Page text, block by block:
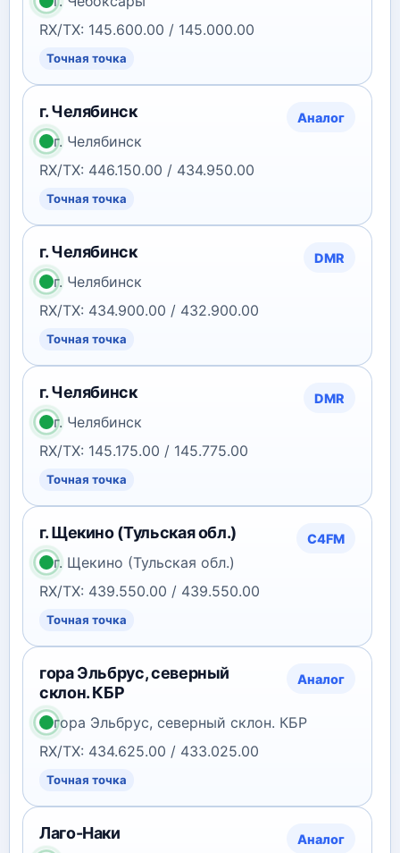
RX/TX: 145.600.00 / 145.000.00
Точная точка
г. Челябинск Аналог
г. Челябинск
RX/TX: 446.150.00 / 434.950.00
Точная точка
г. Челябинск DMR
г. Челябинск
RX/TX: 434.900.00 / 432.900.00
Точная точка
г. Челябинск DMR
г. Челябинск
RX/TX: 145.175.00 / 145.775.00
Точная точка
г. Щекино (Тульская обл.) C4FM
г. Щекино (Тульская обл.)
RX/TX: 439.550.00 / 439.550.00
Точная точка
гора Эльбрус, северный
склон. КБР
Аналог
гора Эльбрус, северный склон. КБР
RX/TX: 434.625.00 / 433.025.00
Точная точка
Лаго-Наки Аналог